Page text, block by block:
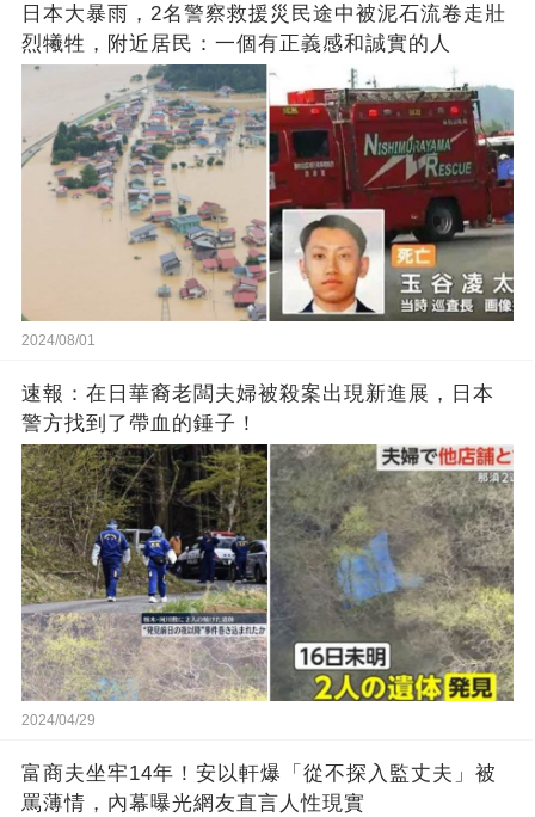
日本大暴雨，2名警察救援災民途中被泥石流卷走壯
烈犧牲，附近居民：一個有正義感和誠實的人
2024/08/01
速報：在日華裔老闆夫婦被殺案出現新進展，日本
警方找到了帶血的錘子！
2024/04/29
富商夫坐牢14年！安以軒爆「從不探入監丈夫」被
罵薄情，內幕曝光網友直言人性現實